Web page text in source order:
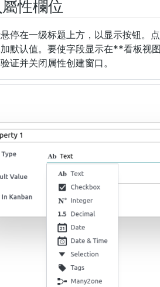
性欄位
停在一级标题上方，以显示按钮。
默认值。要使字段显示在**看板视
证并关闭属性创建窗口。